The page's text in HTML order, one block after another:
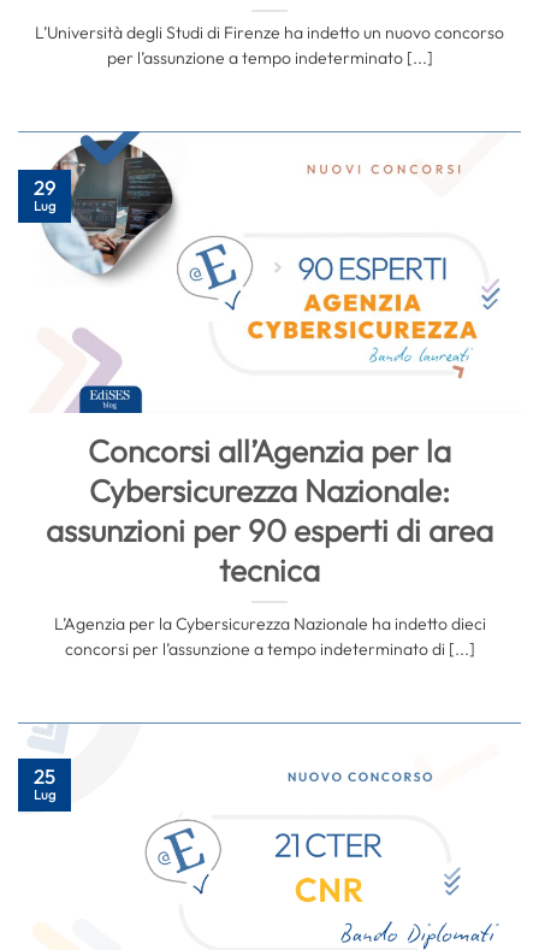
L’Università degli Studi di Firenze ha indetto un nuovo concorso
per l’assunzione a tempo indeterminato [...]
Concorsi all’Agenzia per la
Cybersicurezza Nazionale:
assunzioni per 90 esperti di area
tecnica
L’Agenzia per la Cybersicurezza Nazionale ha indetto dieci
concorsi per l’assunzione a tempo indeterminato di [...]
29
Lug
25
Lug